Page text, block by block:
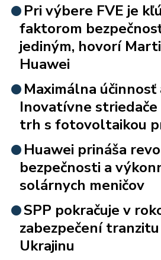
Pri výbere FVE je
faktorom
jediným, hovorí
Huawei
Maximálna účinnosť
Inovatívne striedače
trh s fotovoltaikou
Huawei prináša
bezpečnosti a
solárnych meničov
SPP pokračuje v
zabezpečení
Ukrajinu